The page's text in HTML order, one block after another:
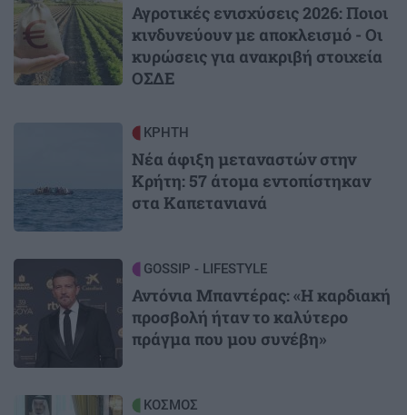
Αγροτικές ενισχύσεις 2026: Ποιοι
κινδυνεύουν με αποκλεισμό - Οι
κυρώσεις για ανακριβή στοιχεία
ΟΣΔΕ
ΚΡΗΤΗ
Νέα άφιξη μεταναστών στην
Κρήτη: 57 άτομα εντοπίστηκαν
στα Καπετανιανά
GOSSIP - LIFESTYLE
Αντόνια Μπαντέρας: «Η καρδιακή
προσβολή ήταν το καλύτερο
πράγμα που μου συνέβη»
Image ΚΟΣΜΟΣ